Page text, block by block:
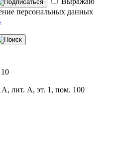
персональных данных
лит. А, эт. 1, пом. 100